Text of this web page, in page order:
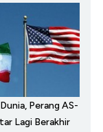
Perang AS-
Lagi Berakhir